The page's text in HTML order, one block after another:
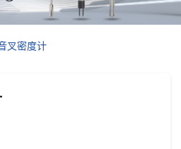
叉密度计